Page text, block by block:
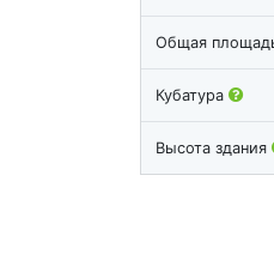
Общая
Кубатура
Высота здания